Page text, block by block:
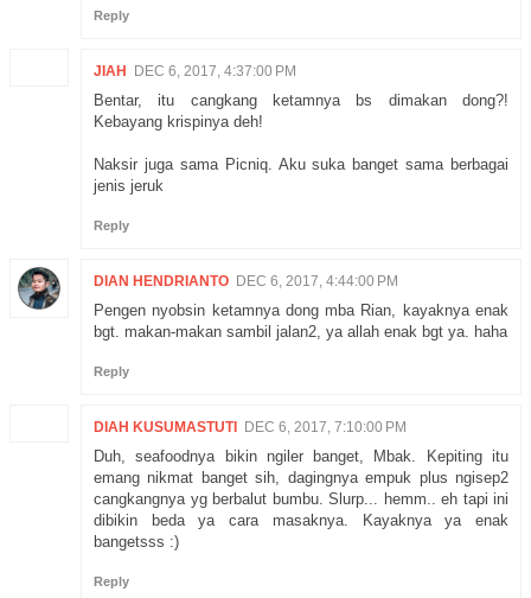
Reply
JIAH DEC 6, 2017, 4:37:00 PM
Bentar, itu cangkang ketamnya bs dimakan dong?!
Kebayang krispinya deh!
Naksir juga sama Picniq. Aku suka banget sama berbagai
jenis jeruk
Reply
DIAN HENDRIANTO DEC 6, 2017, 4:44:00 PM
Pengen nyobsin ketamnya dong mba Rian, kayaknya enak
bgt. makan-makan sambil jalan2, ya allah enak bgt ya. haha
Reply
DIAH KUSUMASTUTI DEC 6, 2017, 7:10:00 PM
Duh, seafoodnya bikin ngiler banget, Mbak. Kepiting itu
emang nikmat banget sih, dagingnya empuk plus ngisep2
cangkangnya yg berbalut bumbu. Slurp... hemm.. eh tapi ini
dibikin beda ya cara masaknya. Kayaknya ya enak
bangetsss :)
Reply